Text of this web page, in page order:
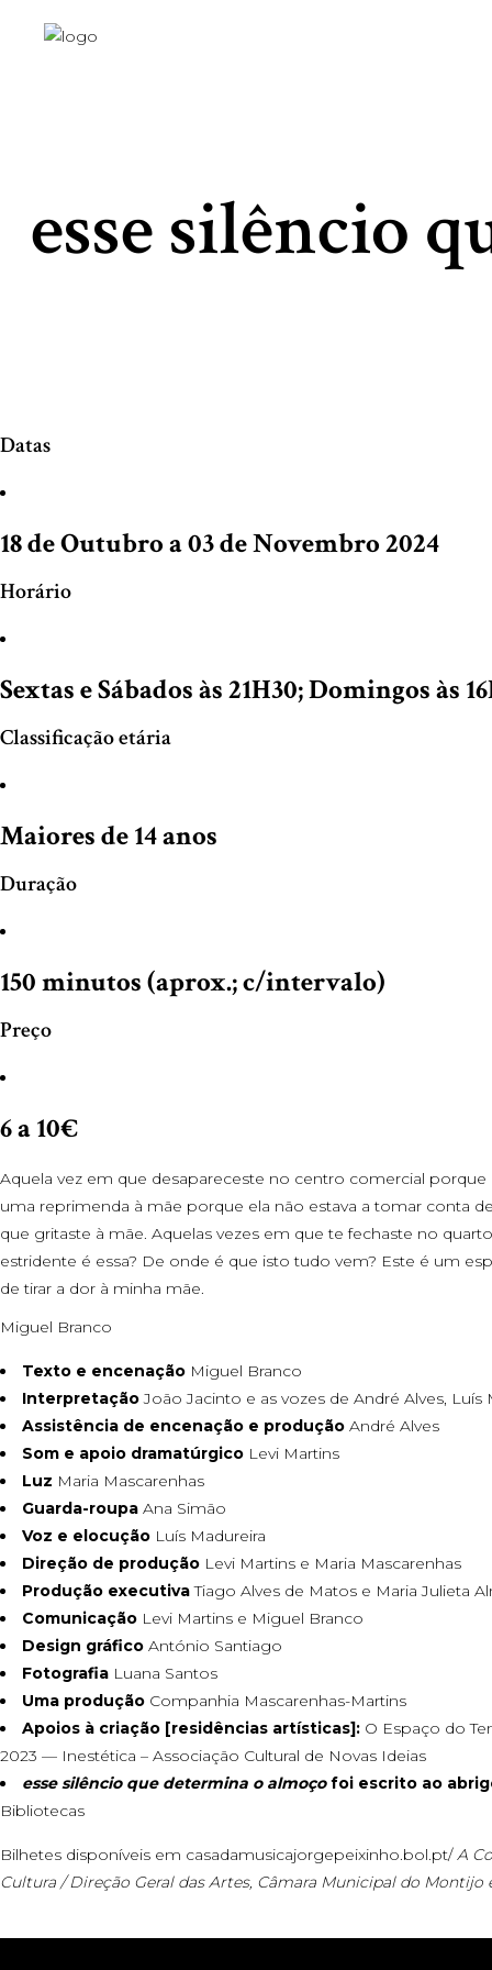
esse silêncio
Datas
18 de Outubro a 03 de Novembro 2024
Horário
Sextas e Sábados às 21H30; Domingos às
Classificação etária
Maiores de 14 anos
Duração
150 minutos (aprox.; c/intervalo)
Preço
6 a 10€
Aquela vez em que desapareceste no centro comercial
uma reprimenda à mãe porque ela não estava a tomar conta
que gritaste à mãe. Aquelas vezes em que te fechaste no
estridente é essa? De onde é que isto tudo vem? Este é um
de tirar a dor à minha mãe.
Miguel Branco
Texto e encenação Miguel Branco
InterpretaçãoJoão Jacinto e as vozes de André Alves, Luís
Assistência de encenação e produção André Alves
Som e apoio dramatúrgico Levi Martins
Luz Maria Mascarenhas
Guarda-roupa Ana Simão
Voz e elocução Luís Madureira
Direção de produção Levi Martins e Maria Mascarenhas
Produção executivaTiago Alves de Matos e Maria Julieta
Comunicação Levi Martins e Miguel Branco
Design gráfico António Santiago
Fotografia Luana Santos
Uma produção Companhia Mascarenhas-Martins
Apoios à criação [residências artísticas]: O Espaço do
2023 — Inestética – Associação Cultural de Novas Ideias
esse silêncio que determina o almoçofoi escrito ao
Bibliotecas
Bilhetes disponíveis em casadamusicajorgepeixinho.bol.pt/ A
Cultura / Direção Geral das Artes, Câmara Municipal do